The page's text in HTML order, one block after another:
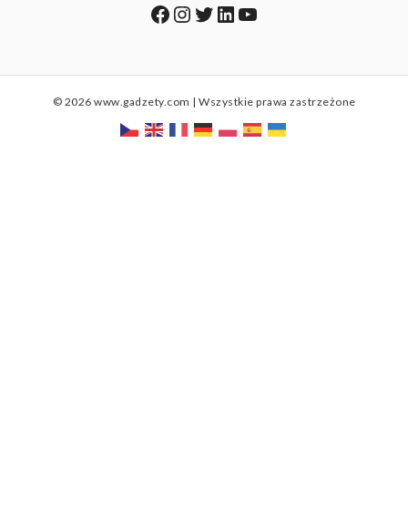
Facebook
Instagram
Twitter
LinkedIn
YouTube
© 2026 www.gadzety.com | Wszystkie prawa zastrzeżone